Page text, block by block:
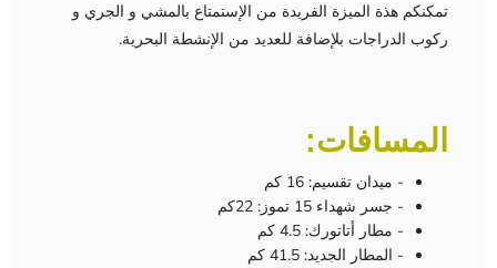
تمكنكم هذة الميزة الفريدة من الإستمتاع بالمشي و الجري و
ركوب الدراجات بلإضافة للعديد من الإنشطة البحرية.
المسافات:
- ميدان تقسيم: 16 كم
- جسر شهداء 15 تموز: 22كم
- مطار أتاتورك: 4.5 كم
- المطار الجديد: 41.5 كم